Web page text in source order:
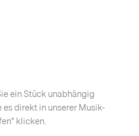
ein Stück unabhängig
direkt in unserer Musik-
klicken.